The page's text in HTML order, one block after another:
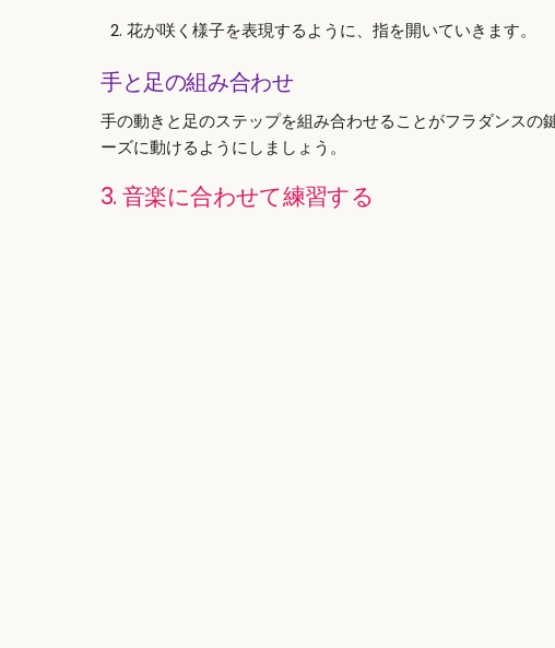
花が咲く様子を表現するように、指を開いていきます。
手と足の組み合わせ
手の動きと足のステップを組み合わせることがフラダンス
ーズに動けるようにしましょう。
3. 音楽に合わせて練習する